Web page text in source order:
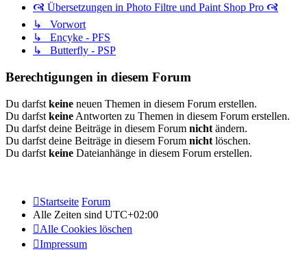
🙧 Übersetzungen in Photo Filtre und Paint Shop Pro 🙧
↳ Vorwort
↳ Encyke - PFS
↳ Butterfly - PSP
Berechtigungen in diesem Forum
Du darfst keine neuen Themen in diesem Forum erstellen.
Du darfst keine Antworten zu Themen in diesem Forum erstellen.
Du darfst deine Beiträge in diesem Forum nicht ändern.
Du darfst deine Beiträge in diesem Forum nicht löschen.
Du darfst keine Dateianhänge in diesem Forum erstellen.
Startseite Forum
Alle Zeiten sind UTC+02:00
Alle Cookies löschen
Impressum